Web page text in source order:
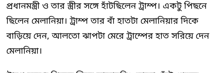
প্রধানমন্ত্রী ও তার স্ত্রীর সঙ্গে হাঁটছিলেন ট্রাম্প। একটু পিছনে
ছিলেন মেলানিয়া। ট্রাম্প তার বাঁ হাতটা মেলানিয়ার দিকে
বাড়িয়ে দেন, আলতো ঝাপটা মেরে ট্রাম্পের হাত সরিয়ে দেন
মেলানিয়া।